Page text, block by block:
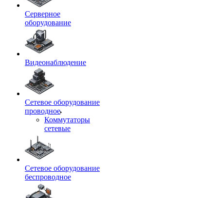
Серверное
оборудование
Видеонаблюдение
Сетевое оборудование
проводное
Коммутаторы
сетевые
Сетевое оборудование
беспроводное